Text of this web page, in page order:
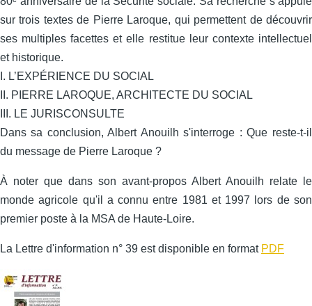
sur trois textes de Pierre Laroque, qui permettent de découvrir
ses multiples facettes et elle restitue leur contexte intellectuel
et historique.
I. L’EXPÉRIENCE DU SOCIAL
II. PIERRE LAROQUE, ARCHITECTE DU SOCIAL
III. LE JURISCONSULTE
Dans sa conclusion, Albert Anouilh s'interroge : Que reste-t-il
du message de Pierre Laroque ?
À noter que dans son avant-propos Albert Anouilh relate le
monde agricole qu'il a connu entre 1981 et 1997 lors de son
premier poste à la MSA de Haute-Loire.
La Lettre d'information n° 39 est disponible en format PDF